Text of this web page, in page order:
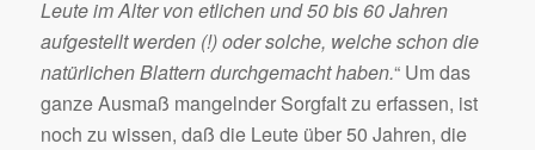
Leute im Alter von etlichen und 50 bis 60 Jahren
aufgestellt werden (!) oder solche, welche schon die
natürlichen Blattern durchgemacht haben.“ Um das
ganze Ausmaß mangelnder Sorgfalt zu erfassen, ist
noch zu wissen, daß die Leute über 50 Jahren, die